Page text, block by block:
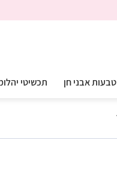
טבעות אבני חן תכשיטי